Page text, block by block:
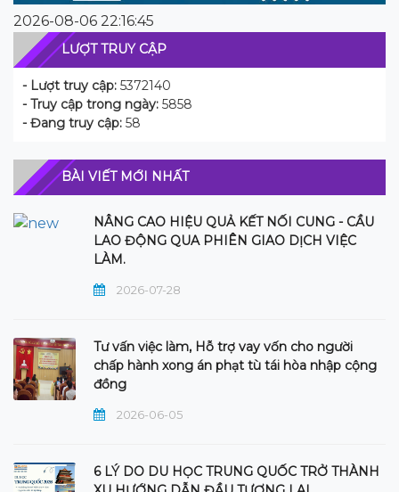
2026-08-06 22:16:45
LƯỢT TRUY CẬP
- Lượt truy cập: 5372140
- Truy cập trong ngày: 5858
- Đang truy cập: 58
BÀI VIẾT MỚI NHẤT
NÂNG CAO HIỆU QUẢ KẾT NỐI CUNG - CẦU
LAO ĐỘNG QUA PHIÊN GIAO DỊCH VIỆC
LÀM.
2026-07-28
Tư vấn việc làm, Hỗ trợ vay vốn cho người
chấp hành xong án phạt tù tái hòa nhập cộng
đồng
2026-06-05
6 LÝ DO DU HỌC TRUNG QUỐC TRỞ THÀNH